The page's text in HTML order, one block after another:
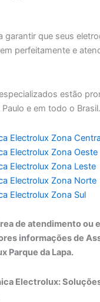
garantir que seus
perfeitamente e
estão
e em todo o Brasil.
Electrolux Zona
Electrolux Zona Oeste
Electrolux Zona Leste
Electrolux Zona Norte
Electrolux Zona Sul
de atendimento ou
informações de
Parque da Lapa.
Electrolux: